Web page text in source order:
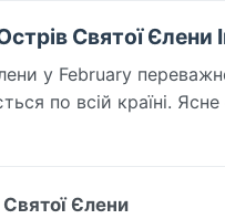
Святої Єлени
у February
по всій країні.
Святої Єлени